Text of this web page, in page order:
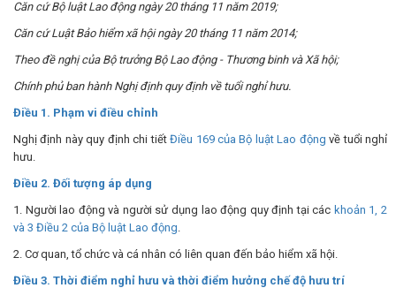
Căn cứ Bộ luật Lao động ngày 20 tháng 11 năm 2019;
Căn cứ Luật Bảo hiểm xã hội ngày 20 tháng 11 năm 2014;
Theo đề nghị của Bộ trưởng Bộ Lao động - Thương binh và Xã hội;
Chính phủ ban hành Nghị định quy định về tuổi nghỉ hưu.
Điều 1. Phạm vi điều chỉnh
Nghị định này quy định chi tiếtĐiều 169 của Bộ luật Lao động về tuổi nghỉ
hưu.
Điều 2. Đối tượng áp dụng
1. Người lao động và người sử dụng lao động quy định tại các khoản 1, 2
và 3 Điều 2 của Bộ luật Lao động.
2. Cơ quan, tổ chức và cá nhân có liên quan đến bảo hiểm xã hội.
Điều 3. Thời điểm nghỉ hưu và thời điểm hưởng chế độ hưu trí